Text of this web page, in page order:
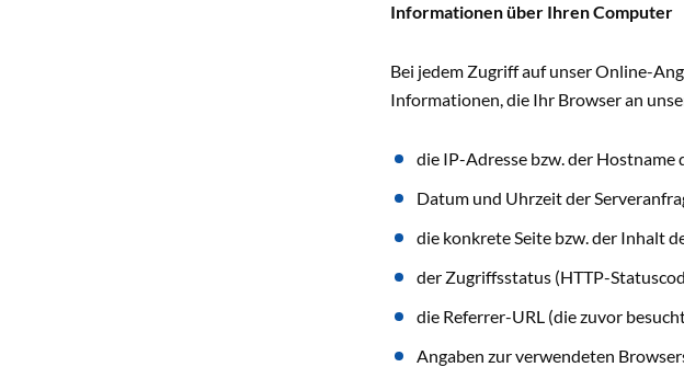
Informationen über Ihren Computer
Bei jedem Zugriff auf unser Online-
Informationen, die Ihr Browser an
die IP-Adresse bzw. der Hostname
Datum und Uhrzeit der
die konkrete Seite bzw. der Inhalt
der Zugriffsstatus (HTTP-
die Referrer-URL (die zuvor
Angaben zur verwendeten